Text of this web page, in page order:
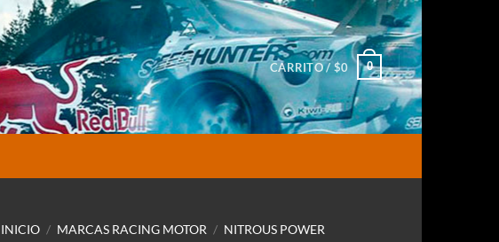
CARRITO /$0 0
INICIO / MARCAS RACING MOTOR / NITROUS POWER